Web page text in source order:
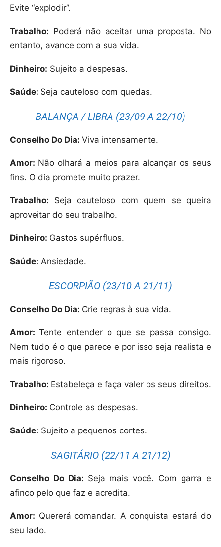
Evite “explodir”.
Trabalho: Poderá não aceitar uma proposta. No
entanto, avance com a sua vida.
Dinheiro: Sujeito a despesas.
Saúde: Seja cauteloso com quedas.
BALANÇA / LIBRA (23/09 A 22/10)
Conselho Do Dia: Viva intensamente.
Amor: Não olhará a meios para alcançar os seus
fins. O dia promete muito prazer.
Trabalho: Seja cauteloso com quem se queira
aproveitar do seu trabalho.
Dinheiro: Gastos supérfluos.
Saúde: Ansiedade.
ESCORPIÃO (23/10 A 21/11)
Conselho Do Dia: Crie regras à sua vida.
Amor:Tente entender o que se passa consigo.
Nem tudo é o que parece e por isso seja realista e
mais rigoroso.
Trabalho: Estabeleça e faça valer os seus direitos.
Dinheiro: Controle as despesas.
Saúde: Sujeito a pequenos cortes.
SAGITÁRIO (22/11 A 21/12)
Conselho Do Dia: Seja mais você. Com garra e
afinco pelo que faz e acredita.
Amor: Quererá comandar. A conquista estará do
seu lado.